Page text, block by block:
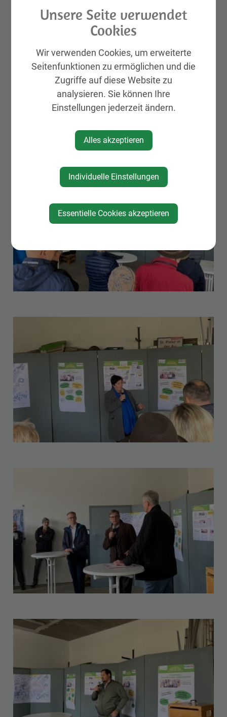
Unsere Seite verwendet
Cookies
Wir verwenden Cookies, um erweiterte
Seitenfunktionen zu ermöglichen und die
Zugriffe auf diese Website zu
analysieren. Sie können Ihre
Einstellungen jederzeit ändern.
Alles akzeptieren
Individuelle Einstellungen
Essentielle Cookies akzeptieren